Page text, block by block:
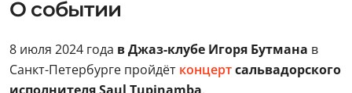
О событии
8 июля 2024 года в Джаз-клубе Игоря Бутмана в
Санкт-Петербурге пройдёт концертсальвадорского